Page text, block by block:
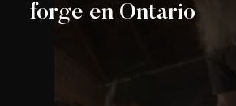
forge en Ontario